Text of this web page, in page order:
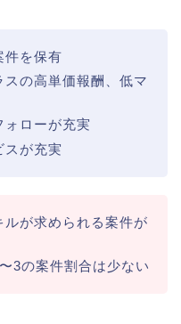
件を保有
の高単価報酬、低マ
ォローが充実
スが充実
ルが求められる案件が
3の案件割合は少ない